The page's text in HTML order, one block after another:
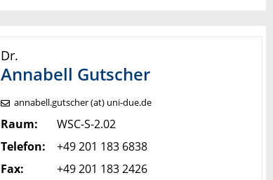
Dr.
Annabell Gutscher
annabell.gutscher (at) uni-due.de
Raum:
WSC-S-2.02
Telefon:
+49 201 183 6838
Fax:
+49 201 183 2426